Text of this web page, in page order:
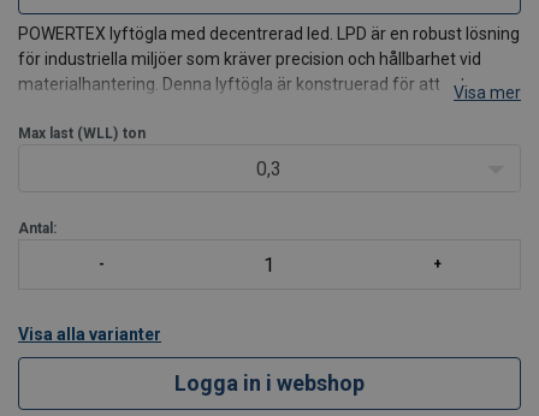
POWERTEX lyftögla med decentrerad led.
LPD är en robust lösning
för industriella miljöer som kräver precision och hållbarhet vid
materialhantering. Denna lyftögla är konstruerad för att rotera
mångsidigt rörelseomfång. Den uni
Visa mer
Max last (WLL) ton
0,3
Antal:
Visa alla varianter
Logga in i webshop